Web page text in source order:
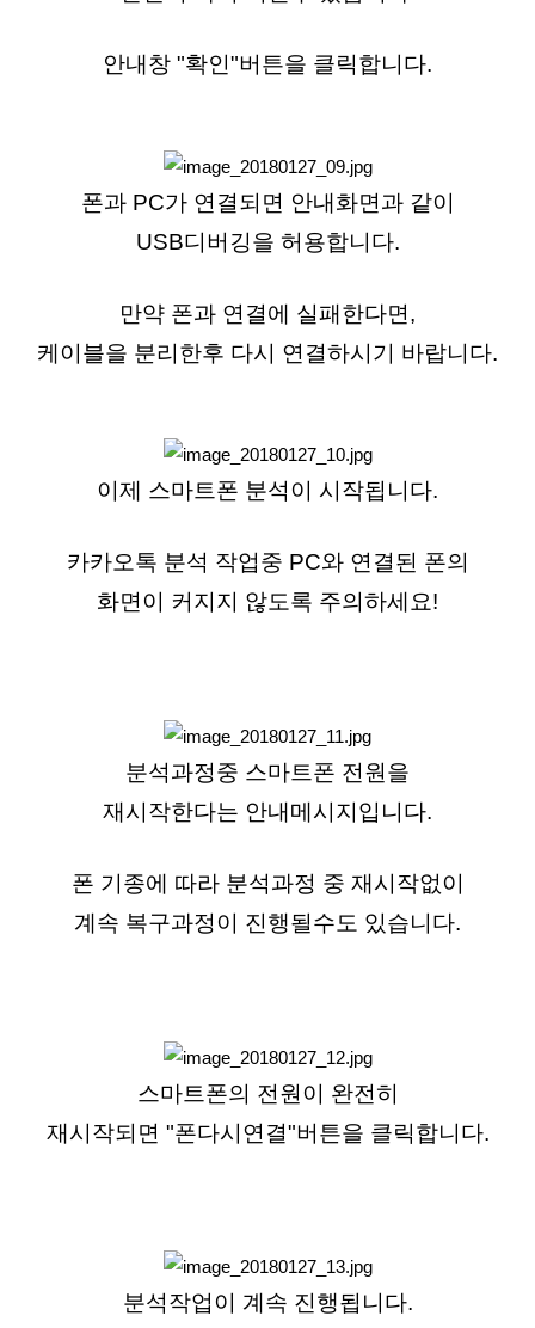
안내창 "확인"버튼을 클릭합니다.
폰과 PC가 연결되면 안내화면과 같이
USB디버깅을 허용합니다.
만약 폰과 연결에 실패한다면,
케이블을 분리한후 다시 연결하시기 바랍니다.
이제 스마트폰 분석이 시작됩니다.
카카오톡 분석 작업중 PC와 연결된 폰의
화면이 커지지 않도록 주의하세요!
분석과정중 스마트폰 전원을
재시작한다는 안내메시지입니다.
폰 기종에 따라 분석과정 중 재시작없이
계속 복구과정이 진행될수도 있습니다.
스마트폰의 전원이 완전히
재시작되면 "폰다시연결"버튼을 클릭합니다.
분석작업이 계속 진행됩니다.